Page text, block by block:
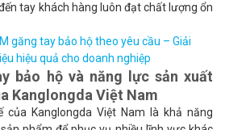
tay khách hàng luôn đạt chất lượng ổn
găng tay bảo hộ theo yêu cầu – Giải
hiệu quả cho doanh nghiệp
bảo hộ và năng lực sản xuất
Kanglongda Việt Nam
Kanglongda Việt Nam là khả năng